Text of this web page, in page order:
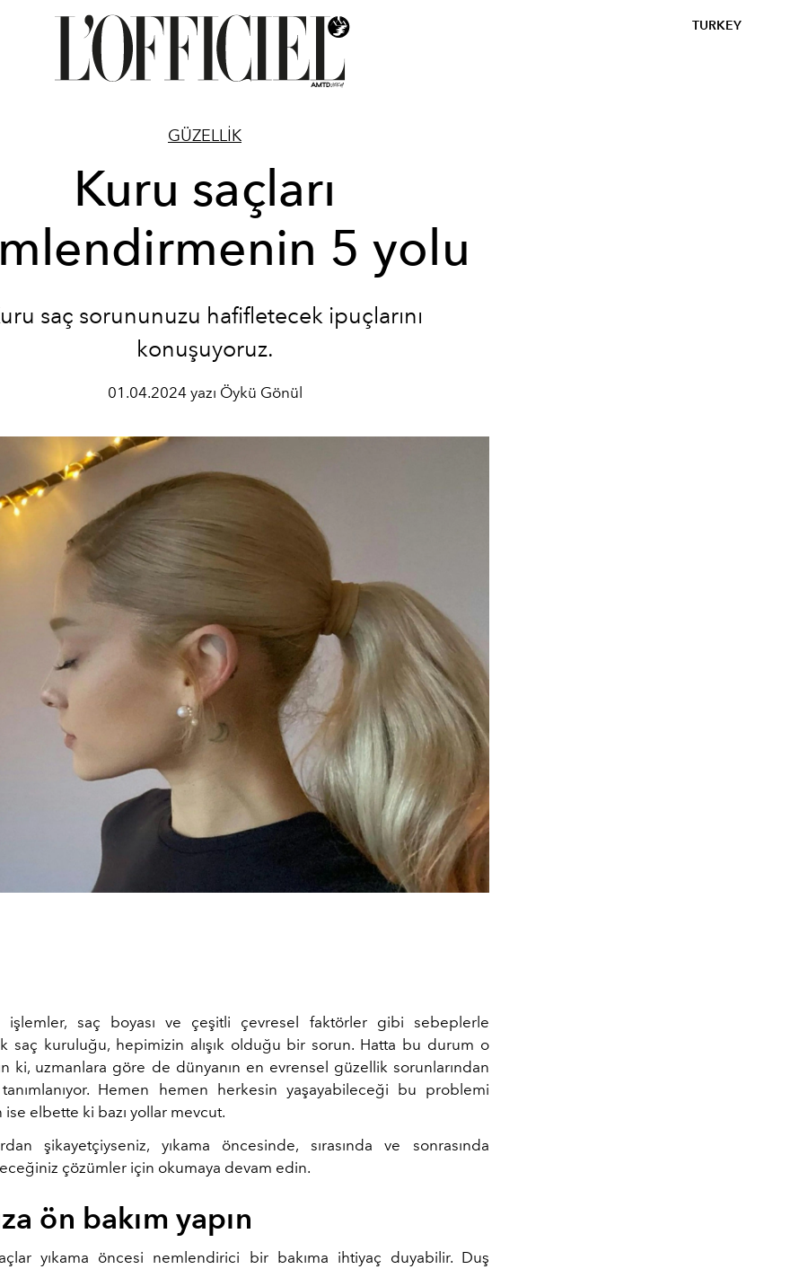
TURKEY
GÜZELLİK
Kuru saçları
5 yolu
saç sorununuzu hafifletecek ipuçlarını
konuşuyoruz.
01.04.2024 yazı Öykü Gönül
işlemler, saç boyası ve çeşitli çevresel faktörler gibi sebeplerle
saç kuruluğu, hepimizin alışık olduğu bir sorun. Hatta bu durum o
ki, uzmanlara göre de dünyanın en evrensel güzellik sorunlarından
Hemen hemen herkesin yaşayabileceği bu problemi
elbette ki bazı yollar mevcut.
şikayetçiyseniz, yıkama öncesinde, sırasında ve sonrasında
çözümler için okumaya devam edin.
ön bakım yapın
yıkama öncesi nemlendirici bir bakıma ihtiyaç duyabilir. Duş